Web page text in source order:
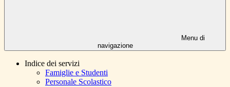
Menu di
navigazione
Indice dei servizi
Famiglie e Studenti
Personale Scolastico